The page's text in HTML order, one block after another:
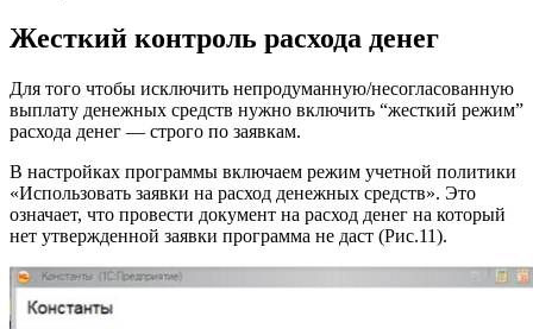
Жесткий контроль расхода денег
Для того чтобы исключить непродуманную/несогласованную
выплату денежных средств нужно включить “жесткий режим”
расхода денег — строго по заявкам.
В настройках программы включаем режим учетной политики
«Использовать заявки на расход денежных средств». Это
означает, что провести документ на расход денег на который
нет утвержденной заявки программа не даст (Рис.11).